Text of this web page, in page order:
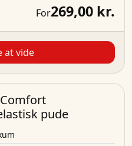
For269,00 kr.
at vide
pude